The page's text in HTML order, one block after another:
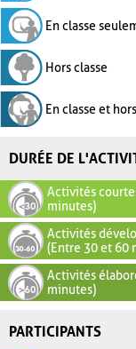
En classe
Hors classe
En classe et
DURÉE DE
Activités
minutes)
Activités
(Entre 30 et 60
Activités
minutes)
PARTICIPANTS